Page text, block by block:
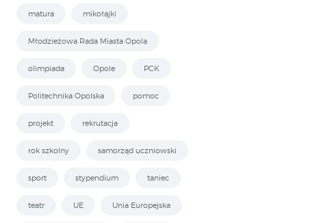
matura mikołajki
Młodzieżowa Rada Miasta Opola
olimpiada Opole PCK
Politechnika Opolska pomoc
projekt rekrutacja
rok szkolny samorząd uczniowski
sport stypendium taniec
teatr UE Unia Europejska